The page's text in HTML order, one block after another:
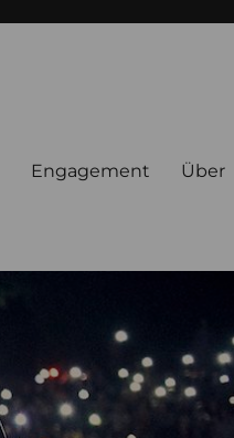
Engagement Über